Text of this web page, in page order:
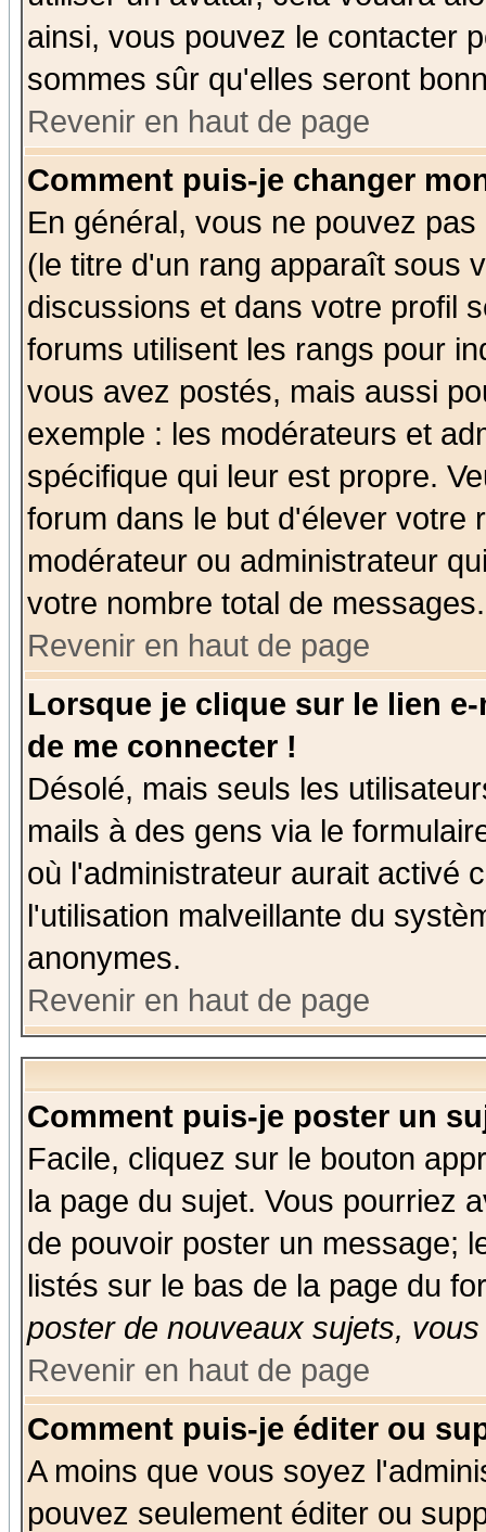
ainsi, vous pouvez le contacter
sommes sûr qu'elles seront
Revenir en haut de page
Comment puis-je changer
En général, vous ne pouvez
(le titre d'un rang apparaît sous
discussions et dans votre profil
forums utilisent les rangs pour
vous avez postés, mais aussi
exemple : les modérateurs et
spécifique qui leur est propre.
forum dans le but d'élever votre
modérateur ou administrateur
votre nombre total de messages.
Revenir en haut de page
Lorsque je clique sur le lien
de me connecter !
Désolé, mais seuls les
mails à des gens via le
où l'administrateur aurait activé
l'utilisation malveillante du
anonymes.
Revenir en haut de page
Comment puis-je poster un
Facile, cliquez sur le bouton
la page du sujet. Vous pourriez
de pouvoir poster un message;
listés sur le bas de la page du
poster de nouveaux sujets,
Revenir en haut de page
Comment puis-je éditer ou
A moins que vous soyez
pouvez seulement éditer ou